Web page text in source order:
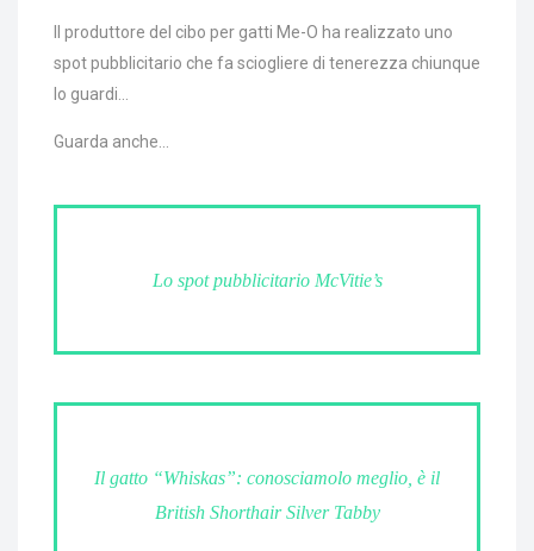
Il produttore del cibo per gatti Me-O ha realizzato uno
spot pubblicitario che fa sciogliere di tenerezza chiunque
lo guardi…
Guarda anche…
Lo spot pubblicitario McVitie’s
Il gatto “Whiskas”: conosciamolo meglio, è il
British Shorthair Silver Tabby